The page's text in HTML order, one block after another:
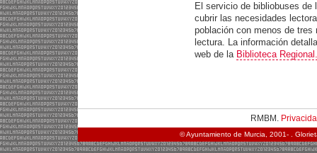
El servicio de bibliobuses de
cubrir las necesidades
población con menos de
lectura. La información
web de la Biblioteca Regional.
RMBM.
© Ayuntamiento de Murcia, 2001- .